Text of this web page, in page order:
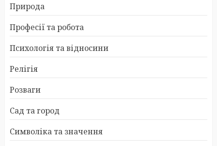
Природа
Професії та робота
Психологія та відносини
Релігія
Розваги
Сад та город
Символіка та значення